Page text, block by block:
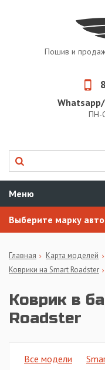
Пошив и
8
ПН-
Меню
Выберите марку авто
Главная Карта моделей
Коврики на Smart Roadster
Коврик в
Roadster
Все модели